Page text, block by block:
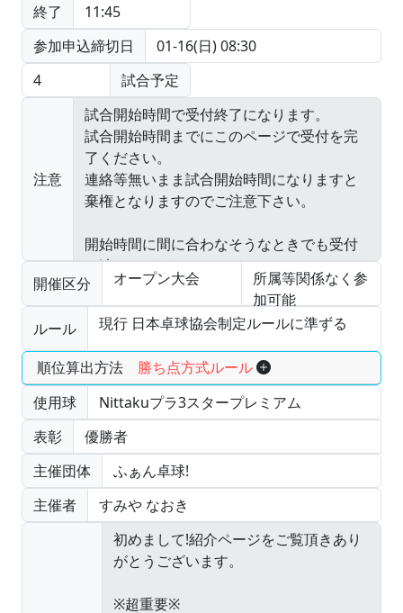
終了
11:45
参加申込締切日
01-16(日) 08:30
4
試合予定
注意
開催区分 オープン大会
所属等関係なく参
加可能
ルール
現行 日本卓球協会制定ルールに準ずる
順位算出方法 勝ち点方式ルール
使用球
Nittakuプラ3スタープレミアム
表彰
優勝者
主催団体
ふぁん卓球!
主催者
すみや なおき